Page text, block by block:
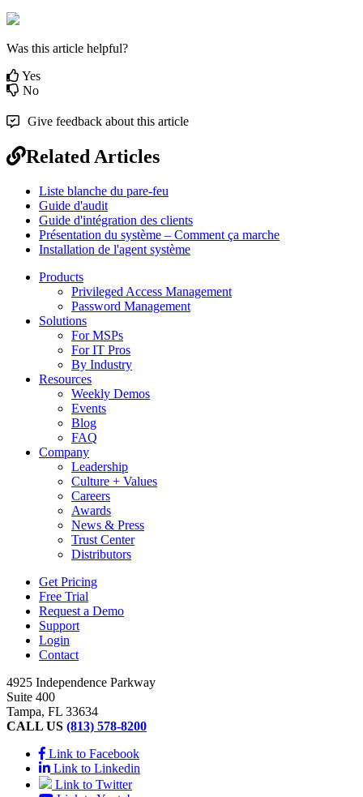
Was this article helpful?
Yes
No
Give feedback about this article
Related Articles
Liste blanche du pare-feu
Guide d'audit
Guide d'intégration des clients
Présentation du système – Comment ça marche
Installation de l'agent système
Products
Privileged Access Management
Password Management
Solutions
For MSPs
For IT Pros
By Industry
Resources
Weekly Demos
Events
Blog
FAQ
Company
Leadership
Culture + Values
Careers
Awards
News & Press
Trust Center
Distributors
Get Pricing
Free Trial
Request a Demo
Support
Login
Contact
4925 Independence Parkway
Suite 400
Tampa, FL 33634
CALL US (813) 578-8200
Link to Facebook
Link to Linkedin
Link to Twitter